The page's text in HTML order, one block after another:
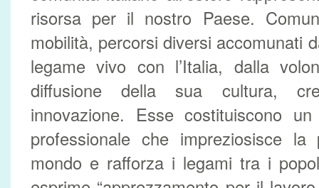
risorsa per il nostro Paese.
mobilità, percorsi diversi accomunati
legame vivo con l’Italia, dalla
diffusione della sua cultura,
innovazione. Esse costituiscono
professionale che impreziosisce la
mondo e rafforza i legami tra i